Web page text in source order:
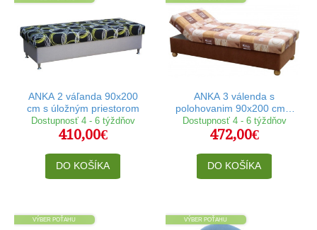
ANKA 2 váľanda 90x200
cm s úložným priestorom
Dostupnosť 4 - 6 týždňov
410,00€
DO KOŠÍKA
ANKA 3 válenda s
polohovanim 90x200 cm a
úložným priestorom
Dostupnosť 4 - 6 týždňov
472,00€
DO KOŠÍKA
VÝBER POŤAHU VÝBER POŤAHU